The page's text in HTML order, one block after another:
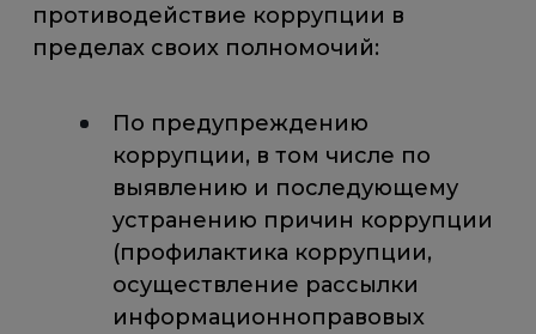
противодействие коррупции в
пределах своих полномочий:
По предупреждению
коррупции, в том числе по
выявлению и последующему
устранению причин коррупции
(профилактика коррупции,
осуществление рассылки
информационноправовых